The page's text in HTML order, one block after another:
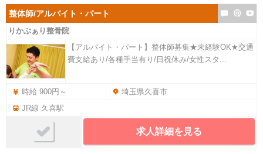
整体師/アルバイト・パート
りかぶぁり整骨院
【アルバイト・パート】整体師募集★未経験OK★交通
費支給あり/各種手当有り/日祝休み/女性スタ...
時給 900円～
埼玉県久喜市
JR線 久喜駅
求人詳細を見る